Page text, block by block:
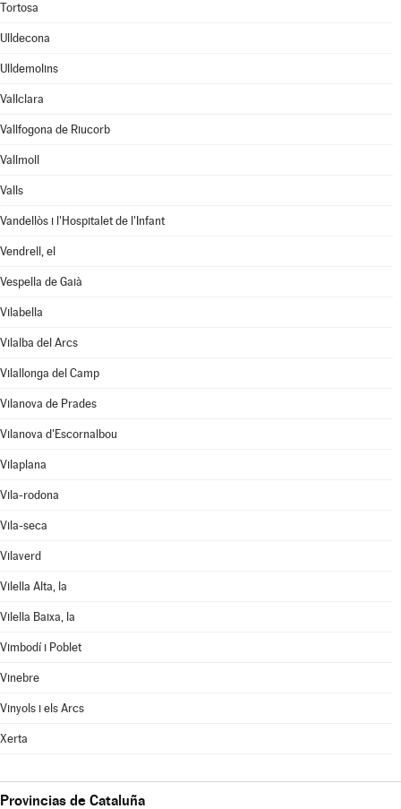
Tortosa
Ulldecona
Ulldemolins
Vallclara
Vallfogona de Riucorb
Vallmoll
Valls
Vandellòs i l'Hospitalet de l'Infant
Vendrell, el
Vespella de Gaià
Vilabella
Vilalba del Arcs
Vilallonga del Camp
Vilanova de Prades
Vilanova d'Escornalbou
Vilaplana
Vila-rodona
Vila-seca
Vilaverd
Vilella Alta, la
Vilella Baixa, la
Vimbodí i Poblet
Vinebre
Vinyols i els Arcs
Xerta
Provincias de Cataluña